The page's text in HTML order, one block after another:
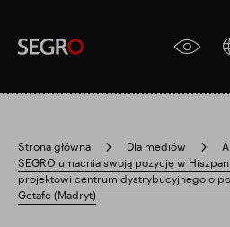
Submit
Search
for
Strona główna Dla mediów
SEGRO umacnia swoją pozycję w
projektowi centrum dystrybucyjnego o
Getafe (Madryt)